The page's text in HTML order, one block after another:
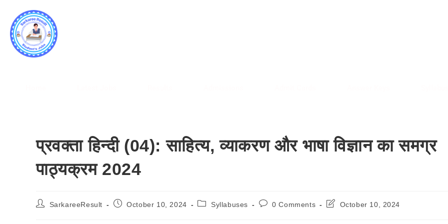
प्रवक्ता हिन्दी (04): साहित्य, व्याकरण और भाषा विज्ञान का समग्र
पाठ्यक्रम 2024
SarkareeResult October 10, 2024 Syllabuses 0 Comments October 10, 2024